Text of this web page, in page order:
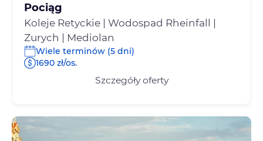
Pociąg
Koleje Retyckie | Wodospad Rheinfall |
Zurych | Mediolan
Wiele terminów (5 dni)
1690 zł/os.
Szczegóły oferty